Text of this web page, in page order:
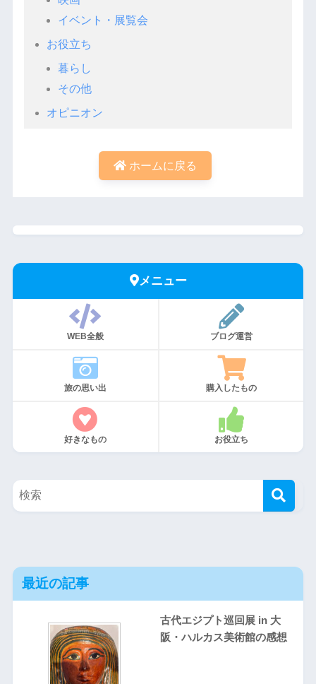
イベント・展覧会
お役立ち
暮らし
その他
オピニオン
ホームに戻る
メニュー
WEB全般 ブログ運営
旅の思い出 購入したもの
好きなもの お役立ち
最近の記事
古代エジプト巡回展 in 大
阪・ハルカス美術館の感想